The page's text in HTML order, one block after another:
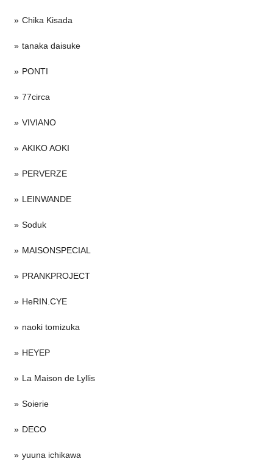
Chika Kisada
tanaka daisuke
PONTI
77circa
VIVIANO
AKIKO AOKI
PERVERZE
LEINWANDE
Soduk
MAISONSPECIAL
PRANKPROJECT
HeRIN.CYE
naoki tomizuka
HEYEP
La Maison de Lyllis
Soierie
DECO
yuuna ichikawa